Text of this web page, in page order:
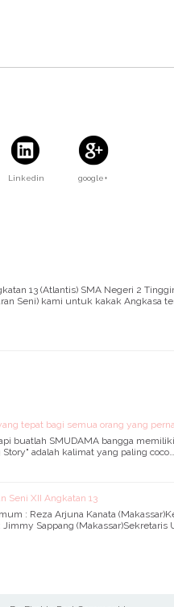
Linkedin google+
13 (Atlantis) SMA Negeri 2
Seni) kami untuk kakak Angkasa
tepat bagi semua orang yang
buatlah SMUDAMA bangga
adalah kalimat yang paling coco…
Seni XII Angkatan 13
: Reza Arjuna Kanata
Sappang (Makassar)Sekretaris